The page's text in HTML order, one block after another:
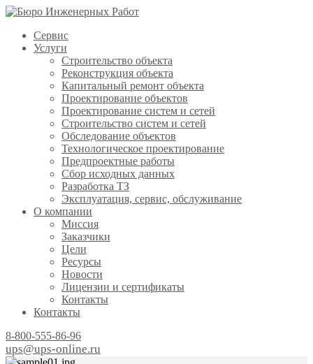
Сервис
Услуги
Строительство объекта
Реконструкция объекта
Капитальный ремонт объекта
Проектирование объектов
Проектирование систем и сетей
Строительство систем и сетей
Обследование объектов
Технологическое проектирование
Предпроектные работы
Сбор исходных данных
Разработка ТЗ
Эксплуатация, сервис, обслуживание
О компании
Миссия
Заказчики
Цели
Ресурсы
Новости
Лицензии и сертификаты
Контакты
Контакты
8-800-555-86-96
ups@ups-online.ru